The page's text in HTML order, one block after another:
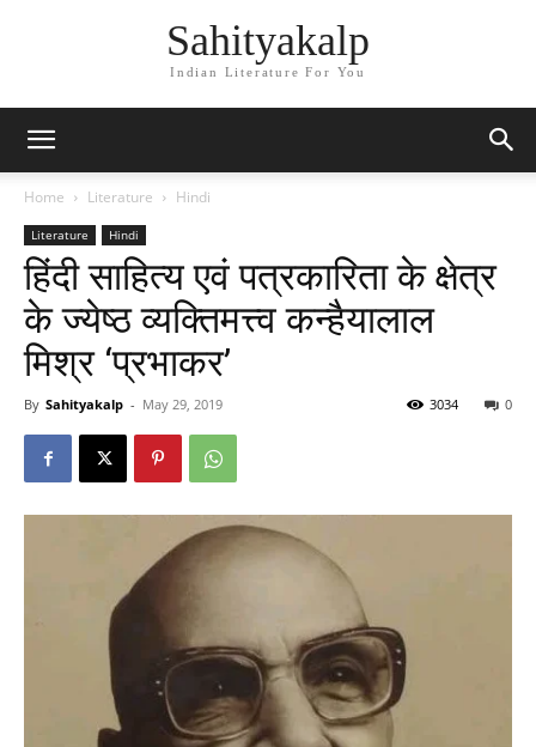
Sahityakalp
Indian Literature For You
Home Literature Hindi
Literature Hindi
हिंदी साहित्य एवं पत्रकारिता के क्षेत्र
के ज्येष्ठ व्यक्तिमत्त्व कन्हैयालाल
मिश्र ‘प्रभाकर’
By Sahityakalp - May 29, 2019 0
3034